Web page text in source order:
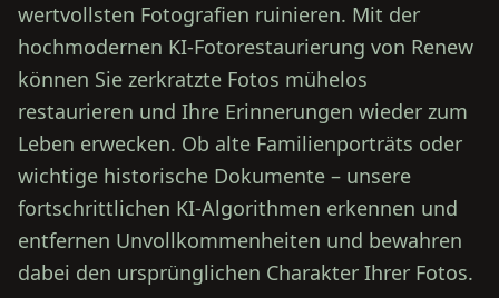
wertvollsten Fotografien ruinieren. Mit der
hochmodernen KI‑Fotorestaurierung von Renew
können Sie zerkratzte Fotos mühelos
restaurieren und Ihre Erinnerungen wieder zum
Leben erwecken. Ob alte Familienporträts oder
wichtige historische Dokumente – unsere
fortschrittlichen KI‑Algorithmen erkennen und
entfernen Unvollkommenheiten und bewahren
dabei den ursprünglichen Charakter Ihrer Fotos.